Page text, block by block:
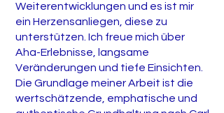
Weiterentwicklungen und es ist mir
ein Herzensanliegen, diese zu
unterstützen. Ich freue mich über
Aha-Erlebnisse, langsame
Veränderungen und tiefe Einsichten.
Die Grundlage meiner Arbeit ist die
wertschätzende, emphatische und